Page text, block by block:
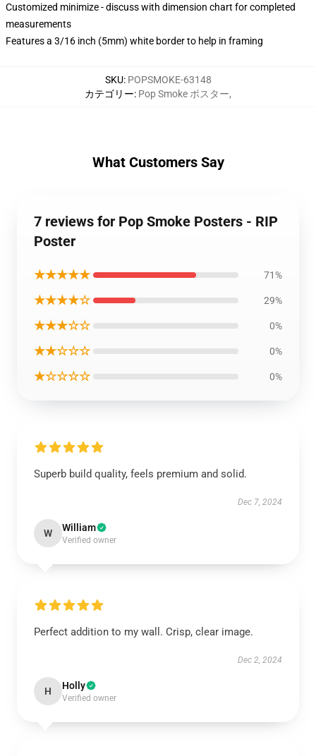
Customized minimize - discuss with dimension chart for completed
measurements
Features a 3/16 inch (5mm) white border to help in framing
SKU: POPSMOKE-63148
カテゴリー: Pop Smoke ポスター,
What Customers Say
7 reviews for Pop Smoke Posters - RIP
Poster
★★★★★ 71%
★★★★☆ 29%
★★★☆☆ 0%
★★☆☆☆ 0%
★☆☆☆☆ 0%
Superb build quality, feels premium and solid.
Dec 7, 2024
W William
Verified owner
Perfect addition to my wall. Crisp, clear image.
Dec 2, 2024
H Holly
Verified owner